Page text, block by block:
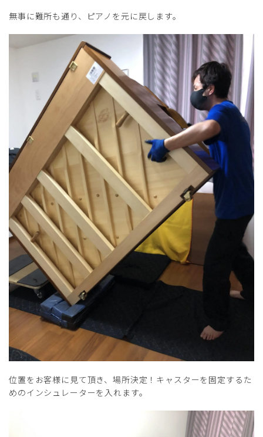
無事に難所も通り、ピアノを元に戻します。
位置をお客様に見て頂き、場所決定！キャスターを固定するた
めのインシュレーターを入れます。